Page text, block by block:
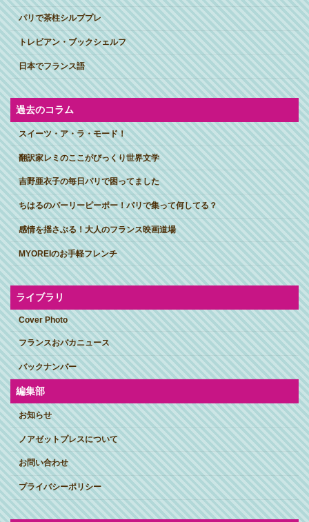
パリで茶柱シルブプレ
トレビアン・ブックシェルフ
日本でフランス語
過去のコラム
スイーツ・ア・ラ・モード！
翻訳家レミのここがびっくり世界文学
吉野亜衣子の毎日パリで困ってました
ちはるのパーリーピーポー！パリで集って何してる？
感情を揺さぶる！大人のフランス映画道場
MYOREIのお手軽フレンチ
ライブラリ
Cover Photo
フランスおバカニュース
バックナンバー
編集部
お知らせ
ノアゼットプレスについて
お問い合わせ
プライバシーポリシー